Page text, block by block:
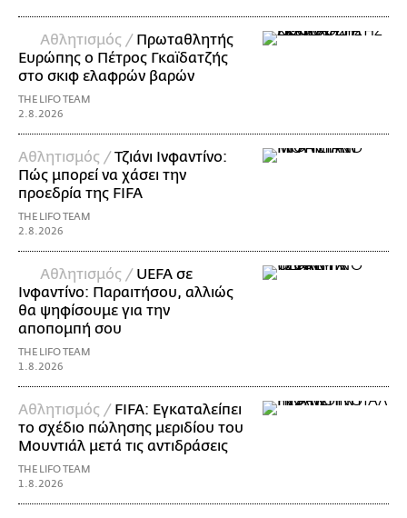
Αθλητισμός / Πρωταθλητής
Ευρώπης ο Πέτρος Γκαϊδατζής
στο σκιφ ελαφρών βαρών
THE LIFO TEAM
2.8.2026
Αθλητισμός /Τζιάνι Ινφαντίνο:
Πώς μπορεί να χάσει την
προεδρία της FIFA
THE LIFO TEAM
2.8.2026
Αθλητισμός / UEFA σε
Ινφαντίνο: Παραιτήσου, αλλιώς
θα ψηφίσουμε για την
αποπομπή σου
THE LIFO TEAM
1.8.2026
Αθλητισμός / FIFA: Εγκαταλείπει
το σχέδιο πώλησης μεριδίου του
Μουντιάλ μετά τις αντιδράσεις
THE LIFO TEAM
1.8.2026